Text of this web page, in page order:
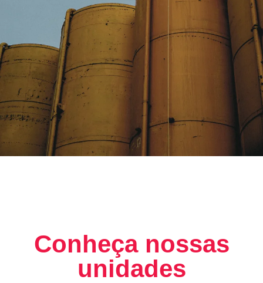
Conheça nossas
unidades